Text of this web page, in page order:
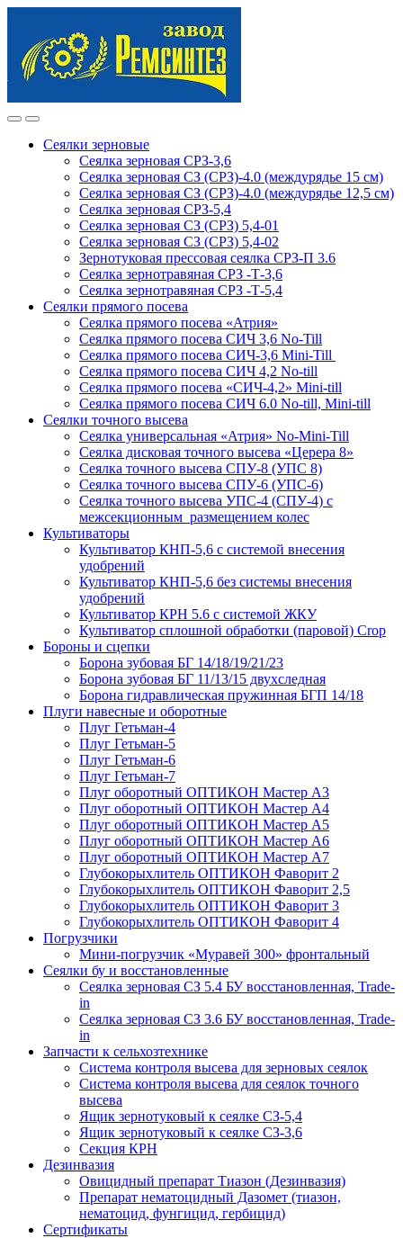
navigation
content
Сеялки зерновые
Сеялка зерновая СРЗ-3,6
Сеялка зерновая СЗ (СРЗ)-4.0 (междурядье 15 см)
Сеялка зерновая СЗ (СРЗ)-4.0 (междурядье 12,5 см)
Сеялка зерновая СРЗ-5,4
Сеялка зерновая СЗ (СРЗ) 5,4-01
Сеялка зерновая СЗ (СРЗ) 5,4-02
Зернотуковая прессовая сеялка СРЗ-П 3.6
Сеялка зернотравяная СРЗ -Т-3,6
Сеялка зернотравяная СРЗ -Т-5,4
Сеялки прямого посева
Сеялка прямого посева «Атрия»
Сеялка прямого посева СИЧ 3,6 No-Till
Сеялка прямого посева СИЧ-3,6 Mini-Till
Сеялка прямого посева СИЧ 4,2 No-till
Сеялка прямого посева «СИЧ-4,2» Mini-till
Сеялка прямого посева СИЧ 6.0 No-till, Mini-till
Сеялки точного высева
Сеялка универсальная «Атрия» No-Mini-Till
Сеялка дисковая точного высева «Церера 8»
Сеялка точного высева СПУ-8 (УПС 8)
Сеялка точного высева СПУ-6 (УПС-6)
Сеялка точного высева УПС-4 (СПУ-4) с
межсекционным размещением колес
Культиваторы
Культиватор КНП-5,6 с системой внесения
удобрений
Культиватор КНП-5,6 без системы внесения
удобрений
Культиватор КРН 5.6 с системой ЖКУ
Культиватор сплошной обработки (паровой) Crop
Бороны и сцепки
Борона зубовая БГ 14/18/19/21/23
Борона зубовая БГ 11/13/15 двухследная
Борона гидравлическая пружинная БГП 14/18
Плуги навесные и оборотные
Плуг Гетьман-4
Плуг Гетьман-5
Плуг Гетьман-6
Плуг Гетьман-7
Плуг оборотный ОПТИКОН Мастер А3
Плуг оборотный ОПТИКОН Мастер А4
Плуг оборотный ОПТИКОН Мастер А5
Плуг оборотный ОПТИКОН Мастер А6
Плуг оборотный ОПТИКОН Мастер А7
Глубокорыхлитель ОПТИКОН Фаворит 2
Глубокорыхлитель ОПТИКОН Фаворит 2,5
Глубокорыхлитель ОПТИКОН Фаворит 3
Глубокорыхлитель ОПТИКОН Фаворит 4
Погрузчики
Мини-погрузчик «Муравей 300» фронтальный
Сеялки бу и восстановленные
Сеялка зерновая СЗ 5.4 БУ восстановленная, Trade-
in
Сеялка зерновая СЗ 3.6 БУ восстановленная, Trade-
in
Запчасти к сельхозтехнике
Система контроля высева для зерновых сеялок
Система контроля высева для сеялок точного
высева
Ящик зернотуковый к сеялке СЗ-5,4
Ящик зернотуковый к сеялке СЗ-3,6
Секция КРН
Дезинвазия
Овицидный препарат Тиазон (Дезинвазия)
Препарат нематоцидный Дазомет (тиазон,
нематоцид, фунгицид, гербицид)
Сертификаты